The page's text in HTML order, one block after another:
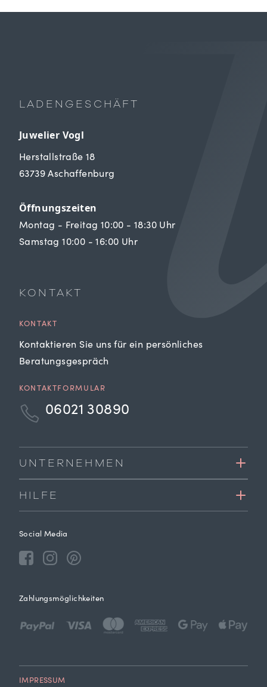
LADENGESCHÄFT
Juwelier Vogl
Herstallstraße 18
63739 Aschaffenburg
Öffnungszeiten
Montag - Freitag 10:00 - 18:30 Uhr
Samstag 10:00 - 16:00 Uhr
KONTAKT
KONTAKT
Kontaktieren Sie uns für ein persönliches
Beratungsgespräch
KONTAKTFORMULAR
06021 30890
UNTERNEHMEN
HILFE
Social Media
Zahlungsmöglichkeiten
IMPRESSUM